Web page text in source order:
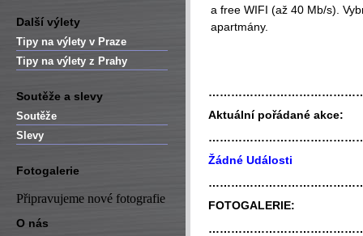
Další výlety
Tipy na výlety v Praze
Tipy na výlety z Prahy
Soutěže a slevy
Soutěže
Slevy
Fotogalerie
Připravujeme nové fotografie
O nás
a free WIFI (až 40 Mb/s).
apartmány.
Aktuální pořádané akce:
Žádné Události
FOTOGALERIE: